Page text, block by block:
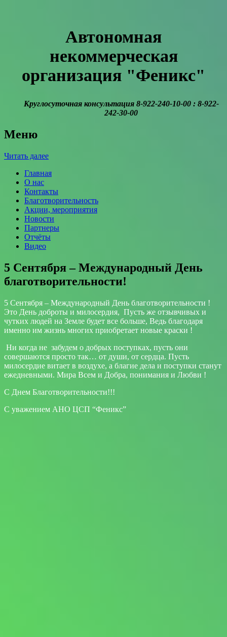
Автономная
некоммерческая
организация "Феникс"
Круглосуточная консультация 8-922-240-10-00 : 8-922-
242-30-00
Меню
Читать далее
Главная
О нас
Контакты
Благотворительность
Акции, мероприятия
Новости
Партнеры
Отчёты
Видео
5 Сентября – Международный День
благотворительности!
5 Сентября – Международный День благотворительности !
Это День доброты и милосердия, Пусть же отзывчивых и
чутких людей на Земле будет все больше, Ведь благодаря
именно им жизнь многих приобретает новые краски !
Ни когда не забудем о добрых поступках, пусть они
совершаются просто так… от души, от сердца. Пусть
милосердие витает в воздухе, а благие дела и поступки станут
ежедневными. Мира Всем и Добра, понимания и Любви !
С Днем Благотворительности!!!
С уважением АНО ЦСП “Феникс”